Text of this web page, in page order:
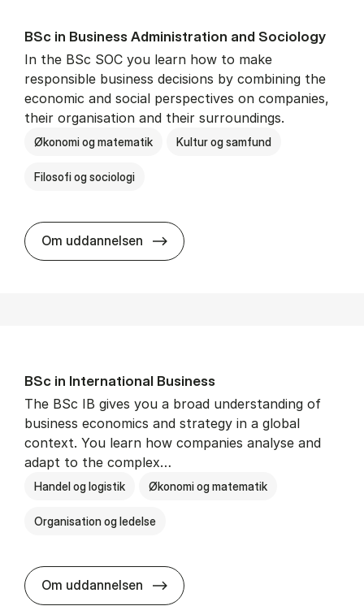
BSc in Busi­ness Ad­min­is­tra­tion and So­ci­ology
In the BSc SOC you learn how to make
responsible business decisions by combining the
economic and social perspectives on companies,
their organisation and their surroundings.
Økonomi og matematik Kultur og samfund
Filosofi og sociologi
Om uddannelsen BSc in Busi­ness Ad­min­is­tra­tion
BSc in In­ter­na­tion­al Busi­ness
The BSc IB gives you a broad understanding of
business economics and strategy in a global
context. You learn how companies analyse and
adapt to the complex…
Handel og logistik Økonomi og matematik
Organisation og ledelse
Om uddannelsen BSc in In­ter­na­tion­al Busi­ness